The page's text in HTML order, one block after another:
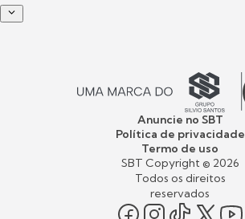
Anuncie no SBT
Política de privacidade
Termo de uso
SBT Copyright © 2026
Todos os direitos
reservados